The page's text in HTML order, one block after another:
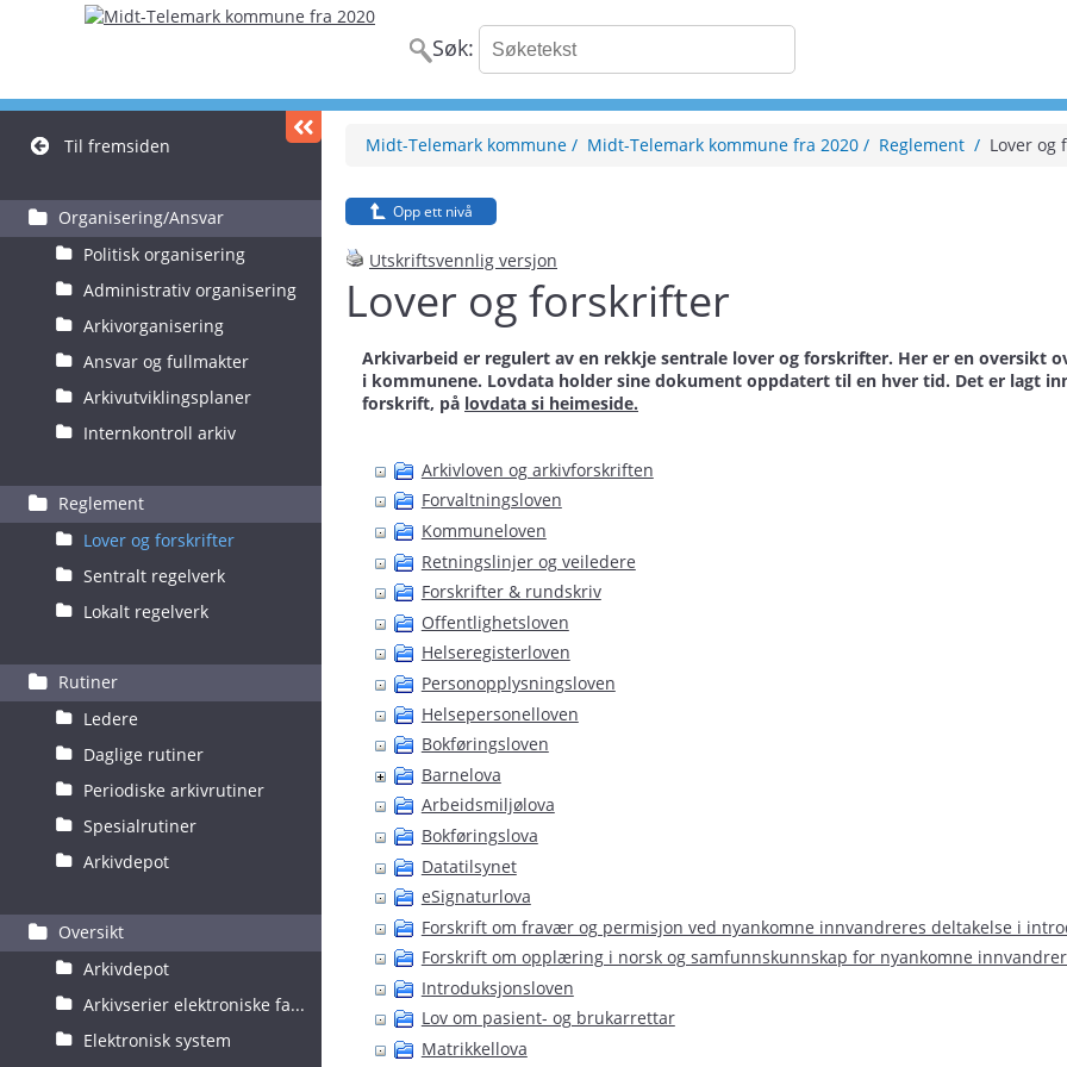
Søk:
Til fremsiden
Organisering/Ansvar
Politisk organisering
Administrativ organisering
Arkivorganisering
Ansvar og fullmakter
Arkivutviklingsplaner
Internkontroll arkiv
Reglement
Lover og forskrifter
Sentralt regelverk
Lokalt regelverk
Rutiner
Ledere
Daglige rutiner
Periodiske arkivrutiner
Spesialrutiner
Arkivdepot
Oversikt
Arkivdepot
Arkivserier elektroniske fa...
Elektronisk system
Midt-Telemark kommune Midt-Telemark kommune fra 2020 Reglement Lover og
Opp ett nivå
Utskriftsvennlig versjon
Lover og forskrifter
Arkivarbeid er regulert av en rekkje sentrale lover og forskrifter. Her er en oversikt
i kommunene. Lovdata holder sine dokument oppdatert til en hver tid. Det er lagt
forskrift, på lovdata si heimeside.
Arkivloven og arkivforskriften
Forvaltningsloven
Kommuneloven
Retningslinjer og veiledere
Forskrifter & rundskriv
Offentlighetsloven
Helseregisterloven
Personopplysningsloven
Helsepersonelloven
Bokføringsloven
Barnelova
Arbeidsmiljølova
Bokføringslova
Datatilsynet
eSignaturlova
Forskrift om fravær og permisjon ved nyankomne innvandreres deltakelse i
Forskrift om opplæring i norsk og samfunnskunnskap for nyankomne
Introduksjonsloven
Lov om pasient- og brukarrettar
Matrikkellova